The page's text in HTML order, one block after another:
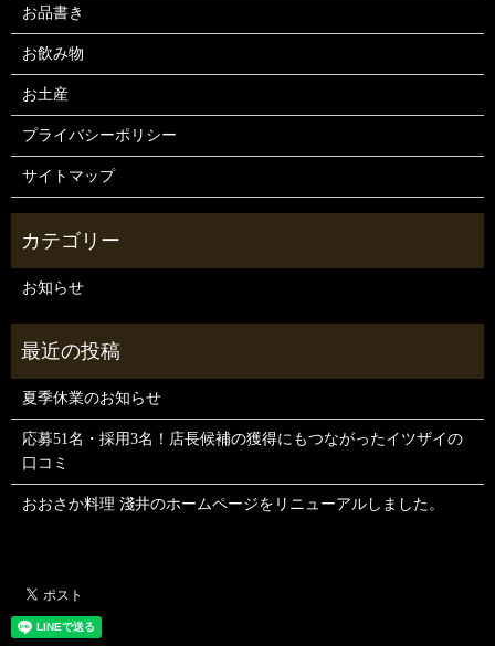
お品書き
お飲み物
お土産
プライバシーポリシー
サイトマップ
お知らせ
夏季休業のお知らせ
応募51名・採用3名！店長候補の獲得にもつながったイツザイの
口コミ
おおさか料理 淺井のホームページをリニューアルしました。